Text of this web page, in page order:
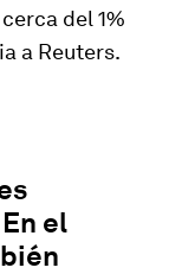
del 1%
a Reuters.
el